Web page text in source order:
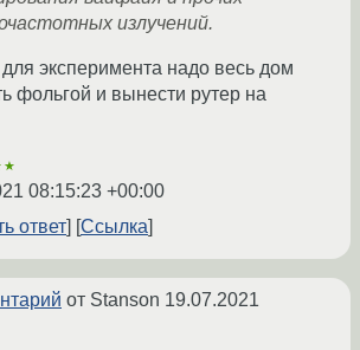
излучений.
эксперимента надо весь дом
фольгой и вынести рутер на
08:15:23 +00:00
ответ
Ссылка
от Stanson 19.07.2021